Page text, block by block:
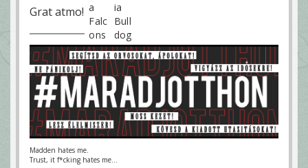
Grat atmo!
Madden hates me.
Trust, it f*cking hates me...